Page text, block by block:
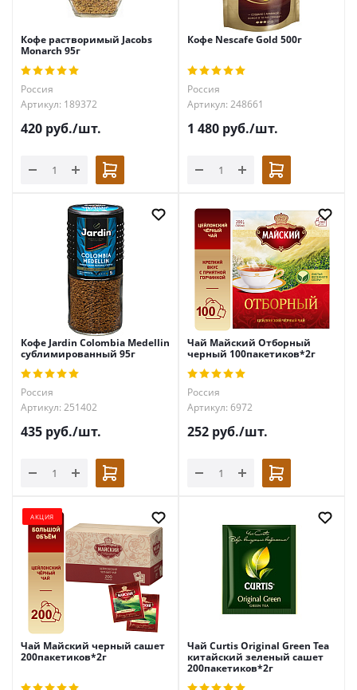
Кофе растворимый Jacobs
Monarch 95г
Россия
Артикул: 189372
420 руб./шт.
Кофе Nescafe Gold 500г
Россия
Артикул: 248661
1 480 руб./шт.
Кофе Jardin Colombia Medellin
сублимированный 95г
Россия
Артикул: 251402
435 руб./шт.
Чай Майский Отборный
черный 100пакетиков*2г
Россия
Артикул: 6972
252 руб./шт.
АКЦИЯ
Чай Майский черный сашет
200пакетиков*2г
Чай Curtis Original Green Tea
китайский зеленый сашет
200пакетиков*2г